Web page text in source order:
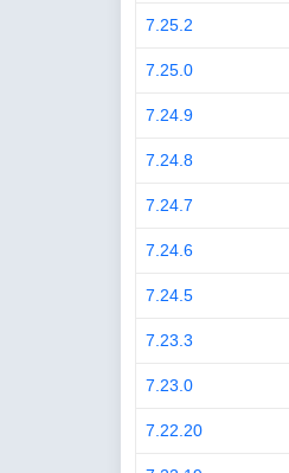
7.25.2
7.25.0
7.24.9
7.24.8
7.24.7
7.24.6
7.24.5
7.23.3
7.23.0
7.22.20